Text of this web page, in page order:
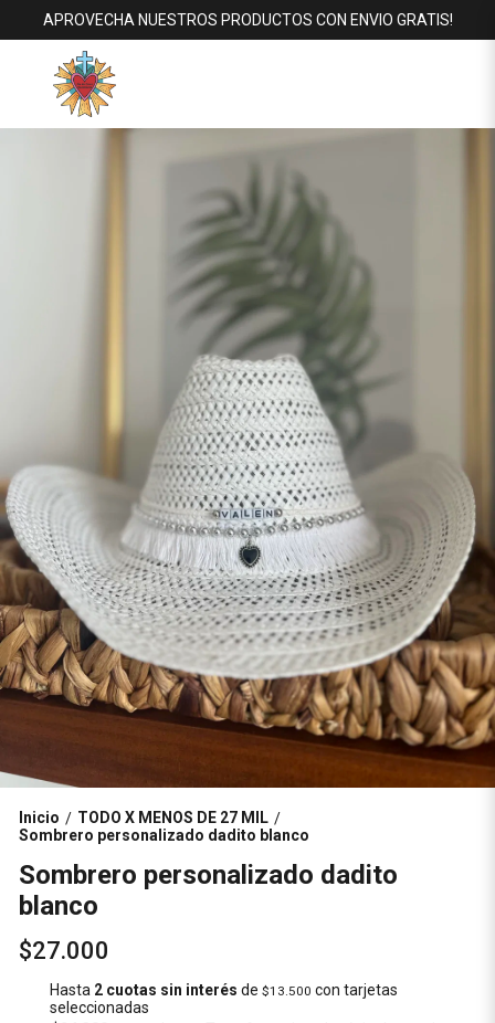
APROVECHA NUESTROS PRODUCTOS CON ENVIO GRATIS!
Inicio / TODO X MENOS DE 27 MIL /
Sombrero personalizado dadito blanco
Sombrero personalizado dadito
blanco
$27.000
Hasta 2 cuotas sin interés de $13.500 con tarjetas
seleccionadas